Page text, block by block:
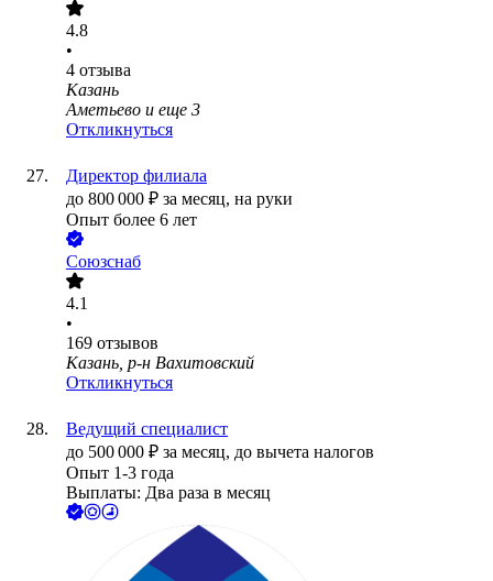
4.8
•
4 отзыва
Казань
Аметьево и еще 3
Откликнуться
Директор филиала
до 800 000 ₽ за месяц, на руки
Опыт более 6 лет
Союзснаб
4.1
•
169 отзывов
Казань, р-н Вахитовский
Откликнуться
Ведущий специалист
до 500 000 ₽ за месяц, до вычета налогов
Опыт 1-3 года
Выплаты: Два раза в месяц